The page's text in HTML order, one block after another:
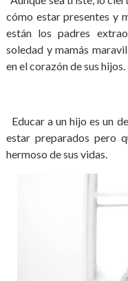
cómo estar presentes y
están los padres
soledad y mamás
en el corazón de sus hijos.
Educar a un hijo es un
estar preparados pero
hermoso de sus vidas.